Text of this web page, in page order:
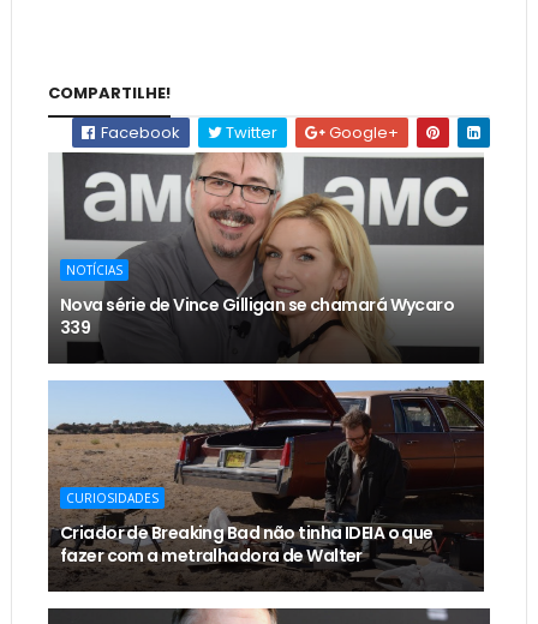
COMPARTILHE!
Facebook
Twitter Google+
NOTÍCIAS
Nova série de Vince Gilligan se chamará Wycaro
339
CURIOSIDADES
Criador de Breaking Bad não tinha IDEIA o que
fazer com a metralhadora de Walter